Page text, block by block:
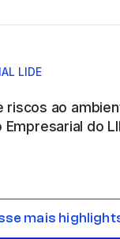
LIDE
riscos ao
do
mais